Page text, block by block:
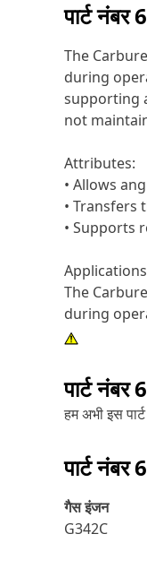
पार्ट नंबर
The
during
supporting
not
Attributes:
• Allows
•
• Supports
The
during
पार्ट नंबर
हम अभी इस
पार्ट नंबर
गैस इंजन
G342C